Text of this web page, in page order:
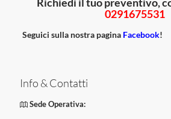
0291675531
Seguici sulla nostra pagina Facebook!
Info & Contatti
Sede Operativa: